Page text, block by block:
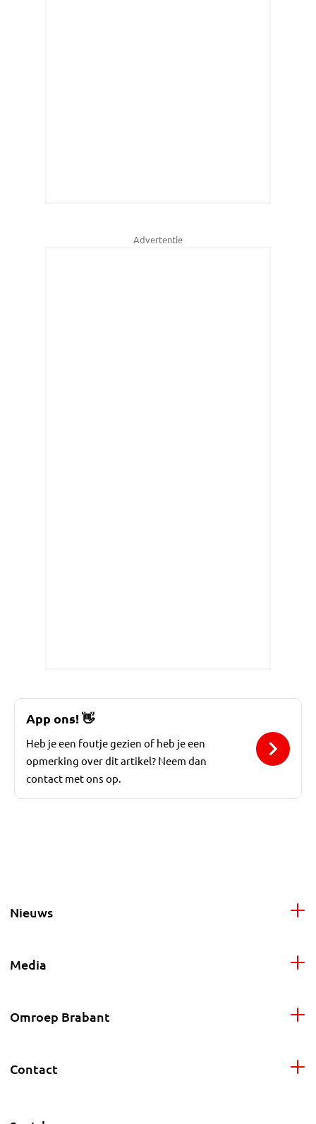
Advertentie
App ons!👋
Heb je een foutje gezien of heb je een
opmerking over dit artikel? Neem dan
contact met ons op.
Nieuws
Media
Omroep Brabant
Contact